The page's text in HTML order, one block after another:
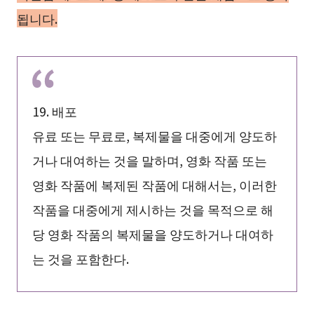
됩니다.
19. 배포
유료 또는 무료로, 복제물을 대중에게 양도하
거나 대여하는 것을 말하며, 영화 작품 또는
영화 작품에 복제된 작품에 대해서는, 이러한
작품을 대중에게 제시하는 것을 목적으로 해
당 영화 작품의 복제물을 양도하거나 대여하
는 것을 포함한다.